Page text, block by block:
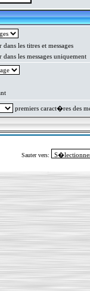
dans les titres et messages
dans les messages uniquement
premiers caract�res des
Sauter vers: